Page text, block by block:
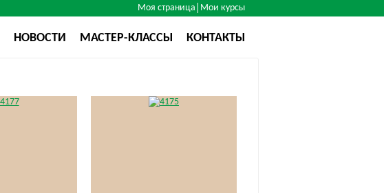
Моя страница Мои курсы
НОВОСТИ МАСТЕР-КЛАССЫ КОНТАКТЫ